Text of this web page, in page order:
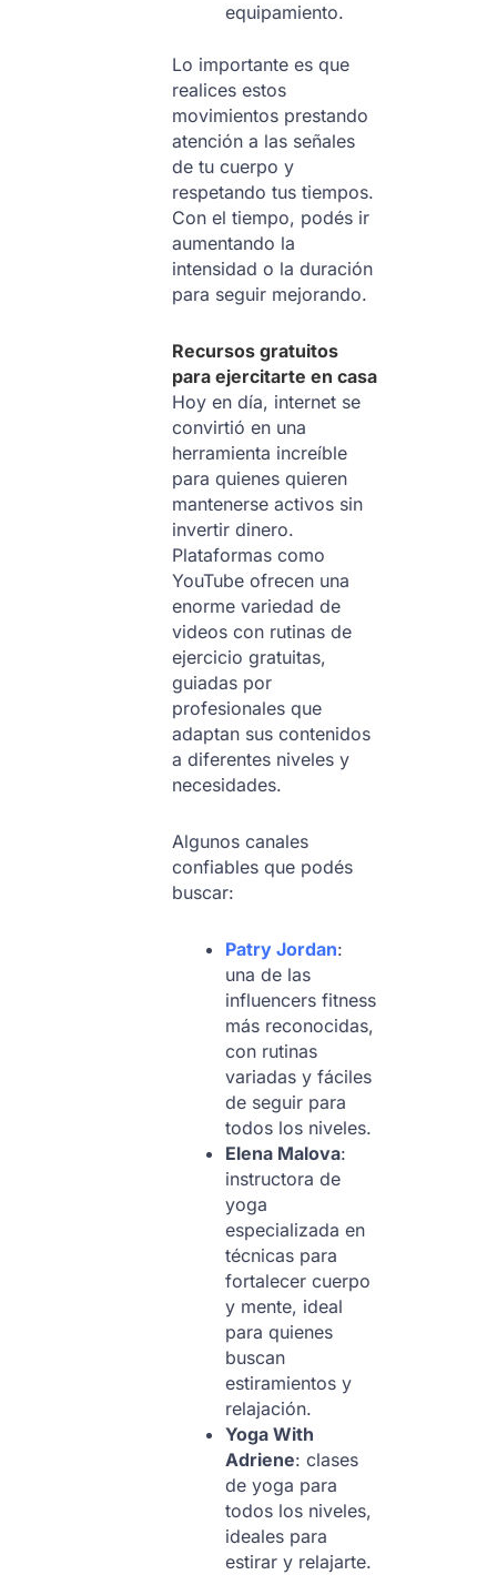
equipamiento.
Lo importante es que
realices estos
movimientos prestando
atención a las señales
de tu cuerpo y
respetando tus tiempos.
Con el tiempo, podés ir
aumentando la
intensidad o la duración
para seguir mejorando.
Recursos gratuitos
para ejercitarte en casa
Hoy en día, internet se
convirtió en una
herramienta increíble
para quienes quieren
mantenerse activos sin
invertir dinero.
Plataformas como
YouTube ofrecen una
enorme variedad de
videos con rutinas de
ejercicio gratuitas,
guiadas por
profesionales que
adaptan sus contenidos
a diferentes niveles y
necesidades.
Algunos canales
confiables que podés
buscar:
Patry Jordan:
una de las
influencers fitness
más reconocidas,
con rutinas
variadas y fáciles
de seguir para
todos los niveles.
Elena Malova:
instructora de
yoga
especializada en
técnicas para
fortalecer cuerpo
y mente, ideal
para quienes
buscan
estiramientos y
relajación.
Yoga With
Adriene: clases
de yoga para
todos los niveles,
ideales para
estirar y relajarte.